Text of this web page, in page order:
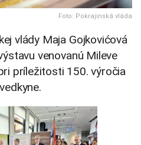
Foto: Pokrajinská vláda
vlády Maja Gojkovićová
venovanú Mileve
príležitosti 150. výročia